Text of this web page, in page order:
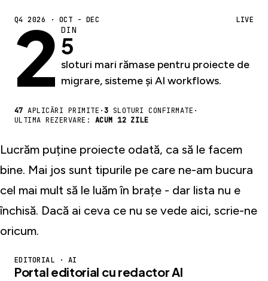
Q4 2026 · OCT - DEC LIVE
2 DIN
5
sloturi mari rămase pentru proiecte de
migrare, sisteme și AI workflows.
47 APLICĂRI PRIMITE ·3 SLOTURI CONFIRMATE ·
ULTIMA REZERVARE: ACUM 12 ZILE
Lucrăm puține proiecte odată, ca să le facem
bine. Mai jos sunt tipurile pe care ne-am bucura
cel mai mult să le luăm în brațe - dar lista nu e
închisă. Dacă ai ceva ce nu se vede aici, scrie-ne
oricum.
EDITORIAL · AI
Portal editorial cu redactor AI